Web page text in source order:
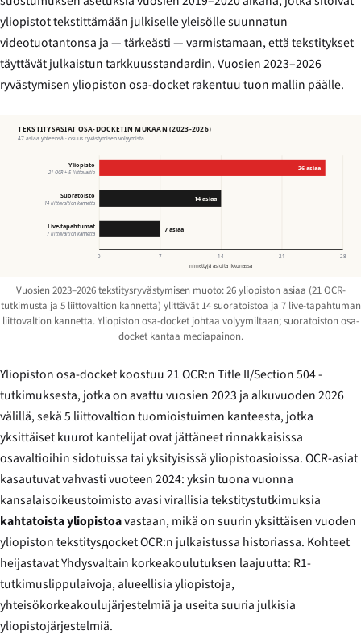
yliopistot tekstittämään julkiselle yleisölle suunnatun
videotuotantonsa ja — tärkeästi — varmistamaan, että tekstitykset
täyttävät julkaistun tarkkuusstandardin. Vuosien 2023–2026
ryvästymisen yliopiston osa-docket rakentuu tuon mallin päälle.
TEKSTITYSASIAT OSA-DOCKETIN MUKAAN (2023-2026)
47 asiaa yhteensä · osuus ryvästymisen volyymista
0 7 14 21
28
nimettyjä asioita ikkunassa
Yliopisto
21 OCR + 5 liittovaltio
26 asiaa
Suoratoisto
14 liittovaltion kannetta
14 asiaa
Live-tapahtumat
7 liittovaltion kannetta
7 asiaa
Vuosien 2023–2026 tekstitysryvästymisen muoto: 26 yliopiston asiaa (21 OCR-
tutkimusta ja 5 liittovaltion kannetta) ylittävät 14 suoratoistoa ja 7 live-tapahtuman
liittovaltion kannetta. Yliopiston osa-docket johtaa volyymiltaan; suoratoiston osa-
docket kantaa mediapainon.
Yliopiston osa-docket koostuu 21 OCR:n Title II/Section 504 -
tutkimuksesta, jotka on avattu vuosien 2023 ja alkuvuoden 2026
välillä, sekä 5 liittovaltion tuomioistuimen kanteesta, jotka
yksittäiset kuurot kantelijat ovat jättäneet rinnakkaisissa
osavaltioihin sidotuissa tai yksityisissä yliopistoasioissa. OCR-asiat
kasautuvat vahvasti vuoteen 2024: yksin tuona vuonna
kansalaisoikeustoimisto avasi virallisia tekstitystutkimuksia
kahtatoista yliopistoavastaan, mikä on suurin yksittäisen vuoden
yliopiston tekstitysдocket OCR:n julkaistussa historiassa. Kohteet
heijastavat Yhdysvaltain korkeakoulutuksen laajuutta: R1-
tutkimuslippulaivoja, alueellisia yliopistoja,
yhteisökorkeakoulujärjestelmiä ja useita suuria julkisia
yliopistojärjestelmiä.